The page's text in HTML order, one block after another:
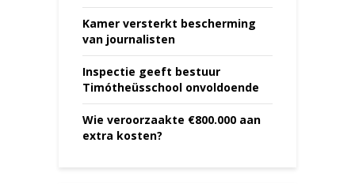
Kamer versterkt bescherming
van journalisten
Inspectie geeft bestuur
Timótheüsschool onvoldoende
Wie veroorzaakte €800.000 aan
extra kosten?